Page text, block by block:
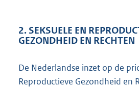
2. SEKSUELE EN
GEZONDHEID EN RECHTEN
De Nederlandse inzet op de
Reproductieve Gezondheid en